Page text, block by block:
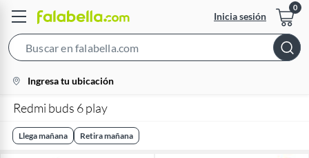
Inicia sesión
Bar
location-
icon
Ingresa tu ubicación
Redmi buds 6 play
Llega mañana Retira mañana